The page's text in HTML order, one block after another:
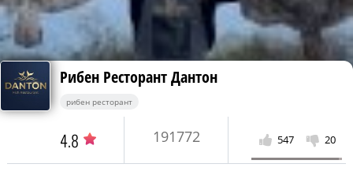
Рибен Ресторант Дантон
рибен ресторант
4.8 191772 547 20